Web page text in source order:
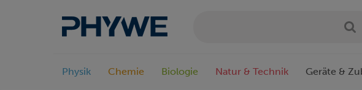
Physik Chemie Biologie Natur & Technik Geräte &